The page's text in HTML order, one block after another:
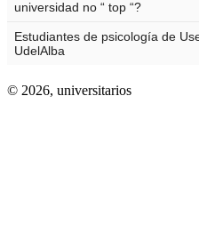
© 2026, universitarios